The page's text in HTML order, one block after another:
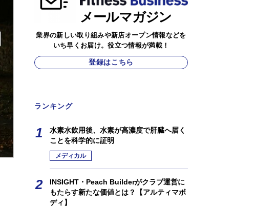
メールマガジン
業界の新しい取り組みや新店オープン情報などを
いち早くお届け。役立つ情報が満載！
登録はこちら
ランキング
水素水飲用後、水素が高濃度で肝臓へ届く
ことを科学的に証明
メディカル
INSIGHT・Peach Builderがクラブ運営に
もたらす新たな価値とは？【アルティマボ
ディ】